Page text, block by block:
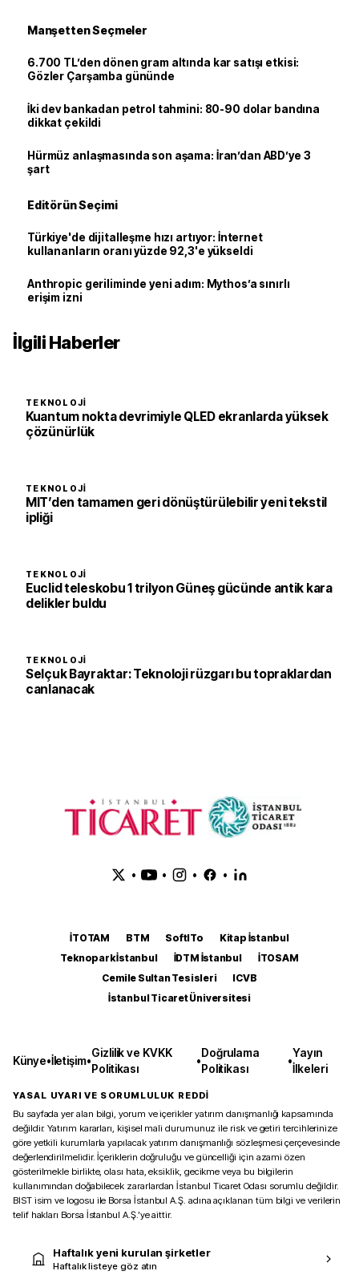
Manşetten Seçmeler
6.700 TL’den dönen gram altında kar satışı etkisi:
Gözler Çarşamba gününde
İki dev bankadan petrol tahmini: 80-90 dolar bandına
dikkat çekildi
Hürmüz anlaşmasında son aşama: İran’dan ABD’ye 3
şart
Editörün Seçimi
Türkiye'de dijitalleşme hızı artıyor: İnternet
kullananların oranı yüzde 92,3'e yükseldi
Anthropic geriliminde yeni adım: Mythos’a sınırlı
erişim izni
İlgili Haberler
TEKNOLOJI
Kuantum nokta devrimiyle QLED ekranlarda yüksek
çözünürlük
TEKNOLOJI
MIT’den tamamen geri dönüştürülebilir yeni tekstil
ipliği
TEKNOLOJI
Euclid teleskobu 1 trilyon Güneş gücünde antik kara
delikler buldu
TEKNOLOJI
Selçuk Bayraktar: Teknoloji rüzgarı bu topraklardan
canlanacak
• • • •
İTOTAM BTM SoftITo
Kitap İstanbul
Teknopark İstanbul
İDTM İstanbul
İTOSAM
Cemile Sultan Tesisleri
ICVB
İstanbul Ticaret Üniversitesi
Künye•İletişim•
Gizlilik ve KVKK
Politikası
•
Doğrulama
Politikası
•
Yayın
İlkeleri
YASAL UYARI VE SORUMLULUK REDDİ
Bu sayfada yer alan bilgi, yorum ve içerikler yatırım danışmanlığı kapsamında
değildir. Yatırım kararları, kişisel mali durumunuz ile risk ve getiri tercihlerinize
göre yetkili kurumlarla yapılacak yatırım danışmanlığı sözleşmesi çerçevesinde
değerlendirilmelidir. İçeriklerin doğruluğu ve güncelliği için azami özen
gösterilmekle birlikte, olası hata, eksiklik, gecikme veya bu bilgilerin
kullanımından doğabilecek zararlardan İstanbul Ticaret Odası sorumlu değildir.
BIST isim ve logosu ile Borsa İstanbul A.Ş. adına açıklanan tüm bilgi ve verilerin
telif hakları Borsa İstanbul A.Ş.’ye aittir.
Haftalık yeni kurulan şirketler
Haftalık listeye göz atın